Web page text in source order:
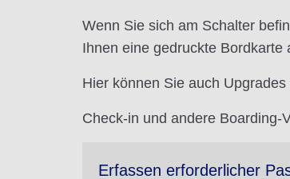
Wenn Sie sich am Schalter
Ihnen eine gedruckte Bordkarte
Hier können Sie auch
Check-in und andere Boarding-
Erfassen erforderlicher